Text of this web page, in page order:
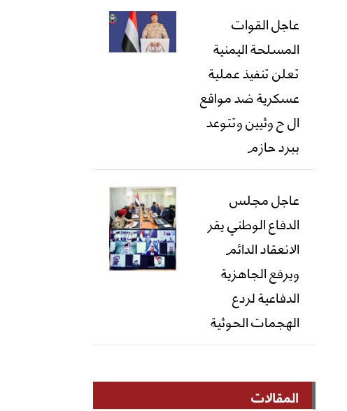
عاجل القوات
المسلحة اليمنية
تعلن تنفيذ عملية
عسكرية ضد مواقع
ال ح وثيين وتتوعد
ببرد حازم
عاجل مجلس
الدفاع الوطني يقر
الانعقاد الدائم
ويرفع الجاهزية
الدفاعية لردع
الهجمات الحوثية
المقالات